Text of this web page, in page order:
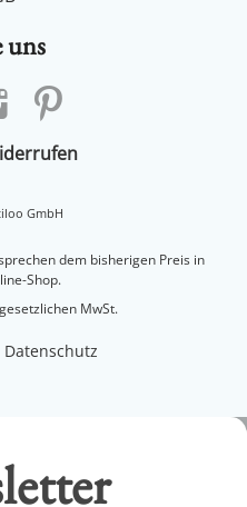
GmbH
dem bisherigen Preis in
MwSt.
Datenschutz
erhalten